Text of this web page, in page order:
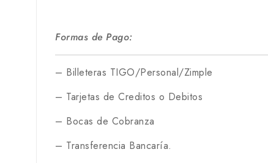
Formas de Pago:
– Billeteras TIGO/Personal/Zimple
– Tarjetas de Creditos o Debitos
– Bocas de Cobranza
– Transferencia Bancaría.